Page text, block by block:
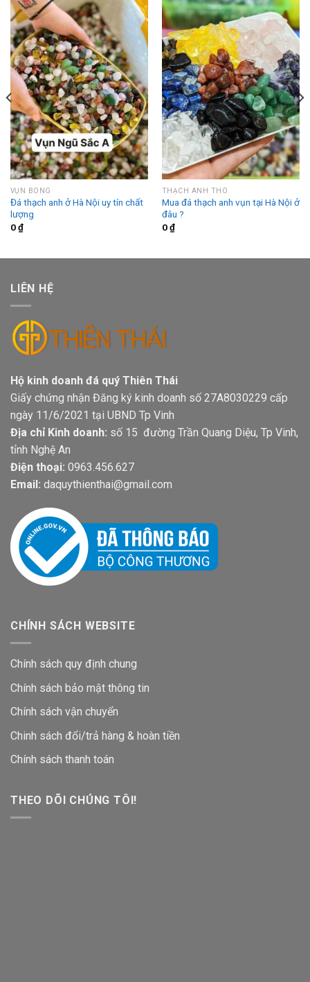
VỤN BÓNG
Đá thạch anh ở Hà Nội uy tín chất
lượng
0₫
THẠCH ANH THÔ
Mua đá thạch anh vụn tại Hà Nội ở
đâu ?
0₫
LIÊN HỆ
Hộ kinh doanh đá quý Thiên Thái
Giấy chứng nhận Đăng ký kinh doanh số 27A8030229 cấp
ngày 11/6/2021 tại UBND Tp Vinh
Địa chỉ Kinh doanh: số 15 đường Trần Quang Diệu, Tp Vinh,
tỉnh Nghệ An
Điện thoại: 0963.456.627
Email: daquythienthai@gmail.com
CHÍNH SÁCH WEBSITE
Chính sách quy định chung
Chính sách bảo mật thông tin
Chính sách vận chuyển
Chinh sách đổi/trả hàng & hoàn tiền
Chính sách thanh toán
THEO DÕI CHÚNG TÔI!